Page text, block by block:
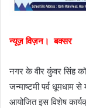
न्यूज़ विज़न। बक्सर
नगर के वीर कुंवर सिंह
जन्माष्टमी पर्व धूमधाम
आयोजित इस विशेष